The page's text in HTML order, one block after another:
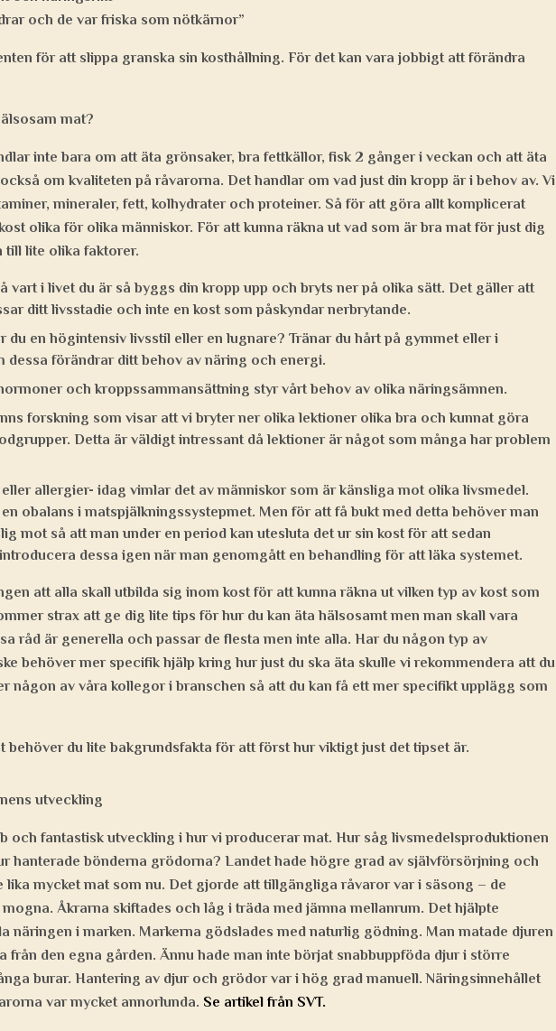
och de var friska som nötkärnor”
för att slippa granska sin kosthållning. För det kan vara jobbigt att förändra
mat?
inte bara om att äta grönsaker, bra fettkällor, fisk 2 gånger i veckan och att äta
om kvaliteten på råvarorna. Det handlar om vad just din kropp är i behov av. Vi
mineraler, fett, kolhydrater och proteiner. Så för att göra allt komplicerat
olika för olika människor. För att kunna räkna ut vad som är bra mat för just dig
till lite olika faktorer.
vart i livet du är så byggs din kropp upp och bryts ner på olika sätt. Det gäller att
ditt livsstadie och inte en kost som påskyndar nerbrytande.
du en högintensiv livsstil eller en lugnare? Tränar du hårt på gymmet eller i
dessa förändrar ditt behov av näring och energi.
och kroppssammansättning styr vårt behov av olika näringsämnen.
forskning som visar att vi bryter ner olika lektioner olika bra och kunnat göra
Detta är väldigt intressant då lektioner är något som många har problem
allergier- idag vimlar det av människor som är känsliga mot olika livsmedel.
obalans i matspjälkningssystepmet. Men för att få bukt med detta behöver man
mot så att man under en period kan utesluta det ur sin kost för att sedan
dessa igen när man genomgått en behandling för att läka systemet.
att alla skall utbilda sig inom kost för att kunna räkna ut vilken typ av kost som
strax att ge dig lite tips för hur du kan äta hälsosamt men man skall vara
råd är generella och passar de flesta men inte alla. Har du någon typ av
behöver mer specifik hjälp kring hur just du ska äta skulle vi rekommendera att du
någon av våra kollegor i branschen så att du kan få ett mer specifikt upplägg som
behöver du lite bakgrundsfakta för att först hur viktigt just det tipset är.
utveckling
och fantastisk utveckling i hur vi producerar mat. Hur såg livsmedelsproduktionen
hanterade bönderna grödorna? Landet hade högre grad av självförsörjning och
lika mycket mat som nu. Det gjorde att tillgängliga råvaror var i säsong – de
Åkrarna skiftades och låg i träda med jämna mellanrum. Det hjälpte
näringen i marken. Markerna gödslades med naturlig gödning. Man matade djuren
från den egna gården. Ännu hade man inte börjat snabbuppföda djur i större
burar. Hantering av djur och grödor var i hög grad manuell. Näringsinnehållet
var mycket annorlunda. Se artikel från SVT.